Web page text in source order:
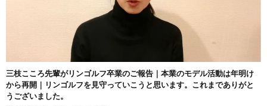
三枝こころ先輩がリンゴルフ卒業のご報告｜本業のモデル活動は年明け
から再開｜リンゴルフを見守っていこうと思います。これまでありがと
うございました。